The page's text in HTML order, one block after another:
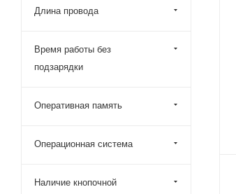
Длина провода
Время работы без
подзарядки
Оперативная память
Операционная система
Наличие кнопочной